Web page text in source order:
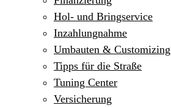
Hol- und Bringservice
Inzahlungnahme
Umbauten & Customizing
Tipps für die Straße
Tuning Center
Versicherung